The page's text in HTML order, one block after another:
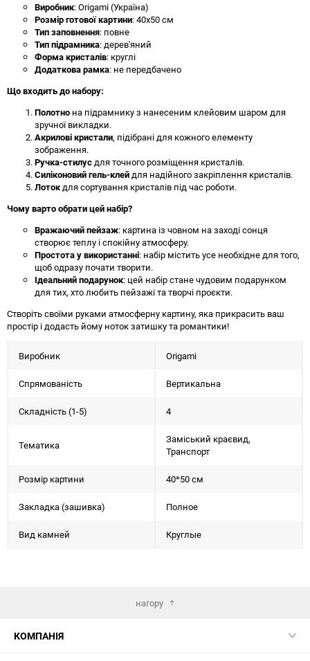
Виробник: Origami (Україна)
Розмір готової картини: 40x50 см
Тип заповнення: повне
Тип підрамника: дерев'яний
Форма кристалів: круглі
Додаткова рамка: не передбачено
Що входить до набору:
Полотно на підрамнику з нанесеним клейовим шаром для
зручної викладки.
Акрилові кристали, підібрані для кожного елементу
зображення.
Ручка-стилусдля точного розміщення кристалів.
Силіконовий гель-клейдля надійного закріплення кристалів.
Лотокдля сортування кристалів під час роботи.
Чому варто обрати цей набір?
Вражаючий пейзаж: картина із човном на заході сонця
створює теплу і спокійну атмосферу.
Простота у використанні: набір містить усе необхідне для того,
щоб одразу почати творити.
Ідеальний подарунок: цей набір стане чудовим подарунком
для тих, хто любить пейзажі та творчі проєкти.
Створіть своїми руками атмосферну картину, яка прикрасить ваш
простір і додасть йому ноток затишку та романтики!
Виробник Origami
Спрямованість Вертикальна
Складність (1-5) 4
Тематика
Заміський краєвид,
Транспорт
Розмір картини 40*50 см
Закладка (зашивка) Полное
Вид камней Круглые
нагору
КОМПАНІЯ